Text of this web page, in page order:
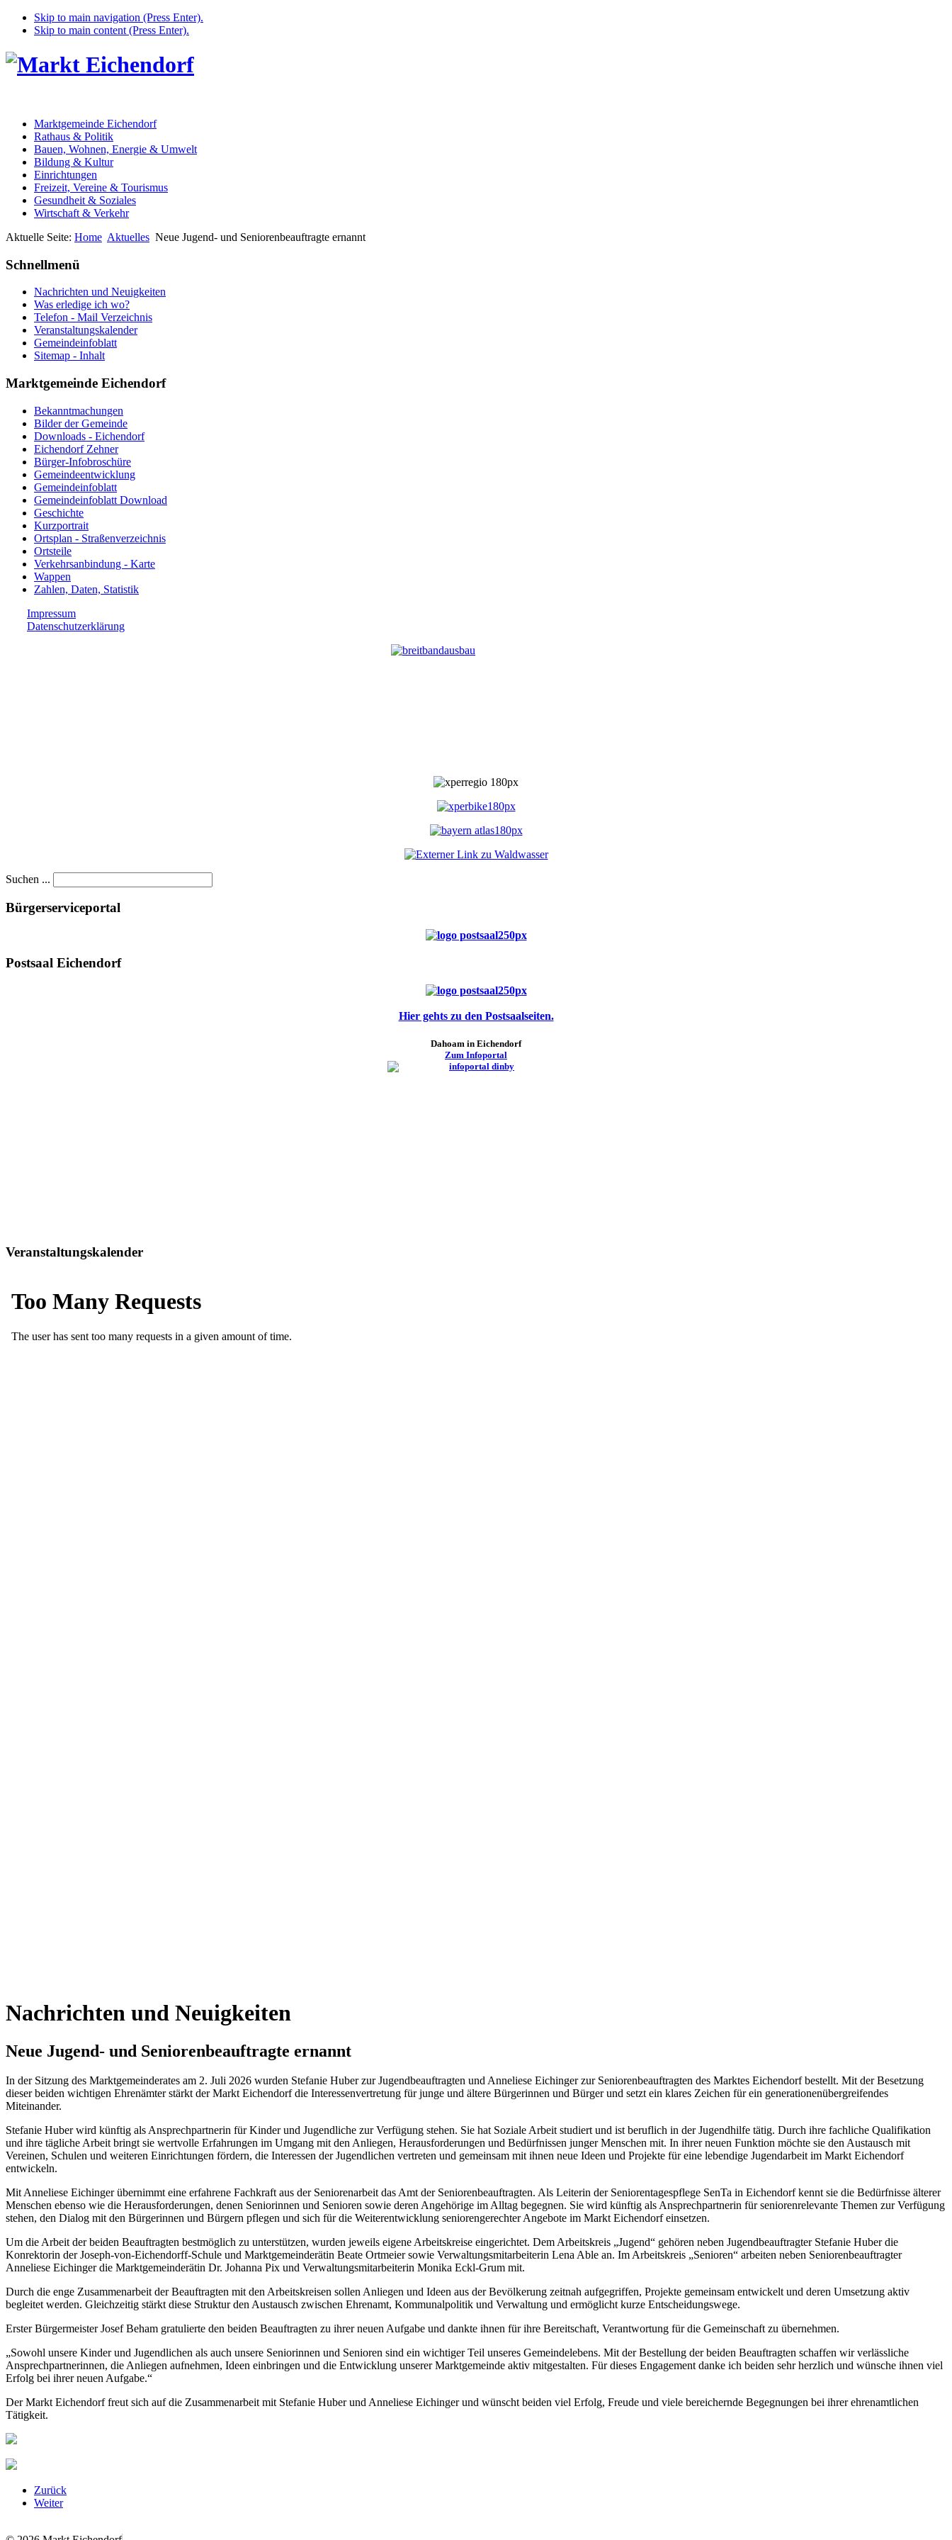
Skip to main navigation (Press Enter).
Skip to main content (Press Enter).
Marktgemeinde Eichendorf
Rathaus & Politik
Bauen, Wohnen, Energie & Umwelt
Bildung & Kultur
Einrichtungen
Freizeit, Vereine & Tourismus
Gesundheit & Soziales
Wirtschaft & Verkehr
Aktuelle Seite: Home Aktuelles Neue Jugend- und Seniorenbeauftragte ernannt
Schnellmenü
Nachrichten und Neuigkeiten
Was erledige ich wo?
Telefon - Mail Verzeichnis
Veranstaltungskalender
Gemeindeinfoblatt
Sitemap - Inhalt
Marktgemeinde Eichendorf
Bekanntmachungen
Bilder der Gemeinde
Downloads - Eichendorf
Eichendorf Zehner
Bürger-Infobroschüre
Gemeindeentwicklung
Gemeindeinfoblatt
Gemeindeinfoblatt Download
Geschichte
Kurzportrait
Ortsplan - Straßenverzeichnis
Ortsteile
Verkehrsanbindung - Karte
Wappen
Zahlen, Daten, Statistik
Impressum
Datenschutzerklärung
Suchen ...
Bürgerserviceportal
Postsaal Eichendorf
Hier gehts zu den Postsaalseiten.
Dahoam in Eichendorf
Zum Infoportal
Veranstaltungskalender
Nachrichten und Neuigkeiten
Neue Jugend- und Seniorenbeauftragte ernannt
In der Sitzung des Marktgemeinderates am 2. Juli 2026 wurden Stefanie Huber zur Jugendbeauftragten und Anneliese Eichinger zur Seniorenbeauftragten des Marktes Eichendorf bestellt. Mit der Besetzung
dieser beiden wichtigen Ehrenämter stärkt der Markt Eichendorf die Interessenvertretung für junge und ältere Bürgerinnen und Bürger und setzt ein klares Zeichen für ein generationenübergreifendes
Miteinander.
Stefanie Huber wird künftig als Ansprechpartnerin für Kinder und Jugendliche zur Verfügung stehen. Sie hat Soziale Arbeit studiert und ist beruflich in der Jugendhilfe tätig. Durch ihre fachliche Qualifikation
und ihre tägliche Arbeit bringt sie wertvolle Erfahrungen im Umgang mit den Anliegen, Herausforderungen und Bedürfnissen junger Menschen mit. In ihrer neuen Funktion möchte sie den Austausch mit
Vereinen, Schulen und weiteren Einrichtungen fördern, die Interessen der Jugendlichen vertreten und gemeinsam mit ihnen neue Ideen und Projekte für eine lebendige Jugendarbeit im Markt Eichendorf
entwickeln.
Mit Anneliese Eichinger übernimmt eine erfahrene Fachkraft aus der Seniorenarbeit das Amt der Seniorenbeauftragten. Als Leiterin der Seniorentagespflege SenTa in Eichendorf kennt sie die Bedürfnisse älterer
Menschen ebenso wie die Herausforderungen, denen Seniorinnen und Senioren sowie deren Angehörige im Alltag begegnen. Sie wird künftig als Ansprechpartnerin für seniorenrelevante Themen zur Verfügung
stehen, den Dialog mit den Bürgerinnen und Bürgern pflegen und sich für die Weiterentwicklung seniorengerechter Angebote im Markt Eichendorf einsetzen.
Um die Arbeit der beiden Beauftragten bestmöglich zu unterstützen, wurden jeweils eigene Arbeitskreise eingerichtet. Dem Arbeitskreis „Jugend“ gehören neben Jugendbeauftragter Stefanie Huber die
Konrektorin der Joseph-von-Eichendorff-Schule und Marktgemeinderätin Beate Ortmeier sowie Verwaltungsmitarbeiterin Lena Able an. Im Arbeitskreis „Senioren“ arbeiten neben Seniorenbeauftragter
Anneliese Eichinger die Marktgemeinderätin Dr. Johanna Pix und Verwaltungsmitarbeiterin Monika Eckl-Grum mit.
Durch die enge Zusammenarbeit der Beauftragten mit den Arbeitskreisen sollen Anliegen und Ideen aus der Bevölkerung zeitnah aufgegriffen, Projekte gemeinsam entwickelt und deren Umsetzung aktiv
begleitet werden. Gleichzeitig stärkt diese Struktur den Austausch zwischen Ehrenamt, Kommunalpolitik und Verwaltung und ermöglicht kurze Entscheidungswege.
Erster Bürgermeister Josef Beham gratulierte den beiden Beauftragten zu ihrer neuen Aufgabe und dankte ihnen für ihre Bereitschaft, Verantwortung für die Gemeinschaft zu übernehmen.
„Sowohl unsere Kinder und Jugendlichen als auch unsere Seniorinnen und Senioren sind ein wichtiger Teil unseres Gemeindelebens. Mit der Bestellung der beiden Beauftragten schaffen wir verlässliche
Ansprechpartnerinnen, die Anliegen aufnehmen, Ideen einbringen und die Entwicklung unserer Marktgemeinde aktiv mitgestalten. Für dieses Engagement danke ich beiden sehr herzlich und wünsche ihnen viel
Erfolg bei ihrer neuen Aufgabe.“
Der Markt Eichendorf freut sich auf die Zusammenarbeit mit Stefanie Huber und Anneliese Eichinger und wünscht beiden viel Erfolg, Freude und viele bereichernde Begegnungen bei ihrer ehrenamtlichen
Tätigkeit.
Zurück
Weiter